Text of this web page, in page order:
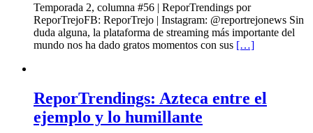
Temporada 2, columna #56 | ReporTrendings por
ReporTrejoFB: ReporTrejo | Instagram: @reportrejonews Sin
duda alguna, la plataforma de streaming más importante del
mundo nos ha dado gratos momentos con sus […]
ReporTrendings: Azteca entre el
ejemplo y lo humillante